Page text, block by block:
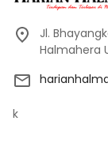
Jl.
Halmahera
k